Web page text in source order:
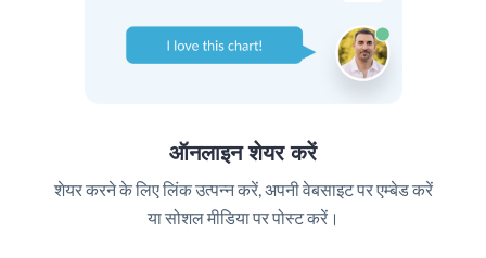
ऑनलाइन शेयर करें
शेयर करने के लिए लिंक उत्पन्न करें, अपनी वेबसाइट पर एम्बेड करें
या सोशल मीडिया पर पोस्ट करें।